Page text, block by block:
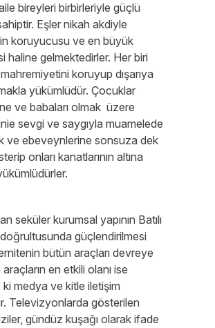
bireyleri birbirleriyle güçlü
Eşler nikah akdiyle
koruyucusu ve en büyük
haline gelmektedirler. Her biri
koruyup dışarıya
yükümlüdür. Çocuklar
ve babaları olmak üzere
sevgi ve saygıyla muamelede
ve ebeveynlerine sonsuza dek
onları kanatlarının altına
seküler kurumsal yapının Batılı
güçlendirilmesi
bütün araçları devreye
araçların en etkili olanı ise
medya ve kitle iletişim
Televizyonlarda gösterilen
gündüz kuşağı olarak ifade